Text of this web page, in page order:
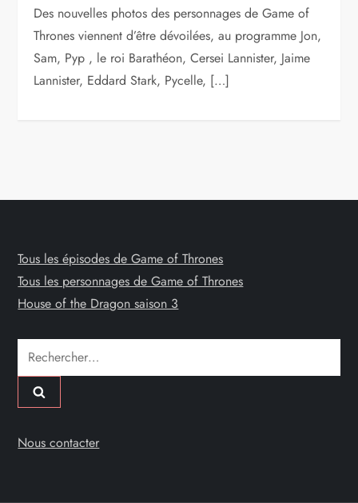
Des nouvelles photos des personnages de Game of
Thrones viennent d’être dévoilées, au programme Jon,
Sam, Pyp , le roi Barathéon, Cersei Lannister, Jaime
Lannister, Eddard Stark, Pycelle, […]
Tous les épisodes de Game of Thrones
Tous les personnages de Game of Thrones
House of the Dragon saison 3
Rechercher :
Nous contacter